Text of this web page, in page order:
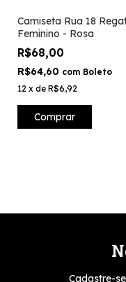
Camiseta Rua 18
Feminino - Rosa
R$68,00
R$64,60 com Boleto
12 x de R$6,92
Comprar
Cadastre-